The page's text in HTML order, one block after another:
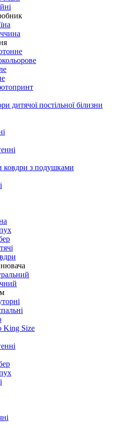
дитячої постільної білизни
ковдри з подушками
King Size